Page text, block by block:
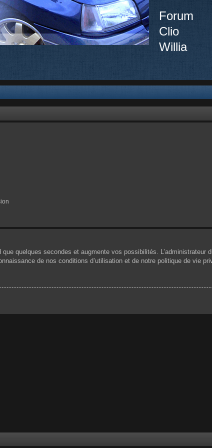
Forum
Clio
Willia
quelques secondes et augmente vos possibilités.
de nos conditions d’utilisation et de notre politique de vie